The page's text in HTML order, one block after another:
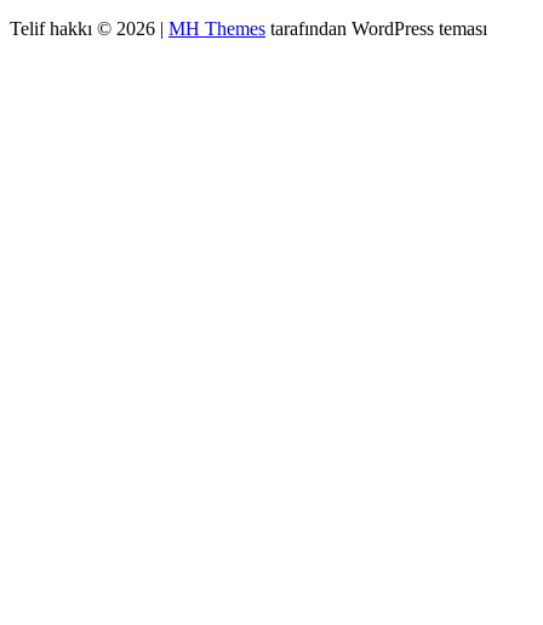
Telif hakkı © 2026 | MH Themes tarafından WordPress teması